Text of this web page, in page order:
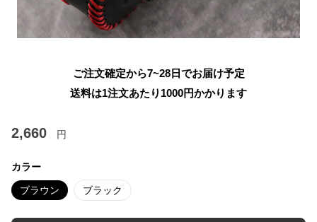
ご注文確定から7~28日でお届け予定
送料は1注文あたり 1000円かかります
2,660 円
カラー
ブラウン ブラック